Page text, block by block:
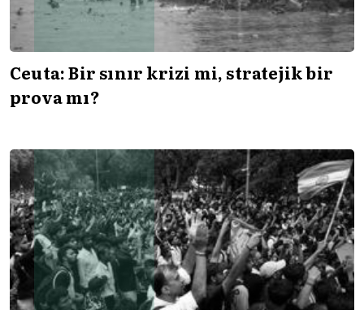
Ceuta: Bir sınır krizi mi, stratejik bir
prova mı?